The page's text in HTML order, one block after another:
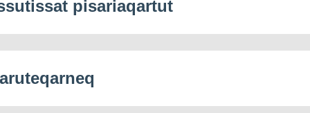
pisariaqartut